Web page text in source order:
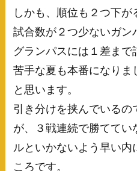
しかも、順位も２つ下が
試合数が２つ少ないガン
グランパスには１差まで
苦手な夏も本番になり
と思います。
引き分けを挟んでいるの
が、３戦連続で勝てて
ルといかないよう早い内
ころです。